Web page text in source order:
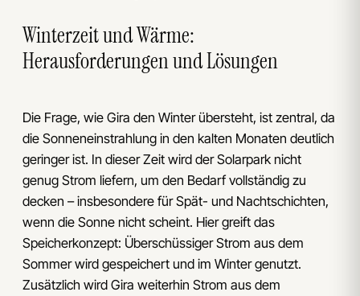
Winterzeit und Wärme:
Herausforderungen und Lösungen
Die Frage, wie Gira den Winter übersteht, ist zentral, da
die Sonneneinstrahlung in den kalten Monaten deutlich
geringer ist. In dieser Zeit wird der Solarpark nicht
genug Strom liefern, um den Bedarf vollständig zu
decken – insbesondere für Spät- und Nachtschichten,
wenn die Sonne nicht scheint. Hier greift das
Speicherkonzept: Überschüssiger Strom aus dem
Sommer wird gespeichert und im Winter genutzt.
Zusätzlich wird Gira weiterhin Strom aus dem